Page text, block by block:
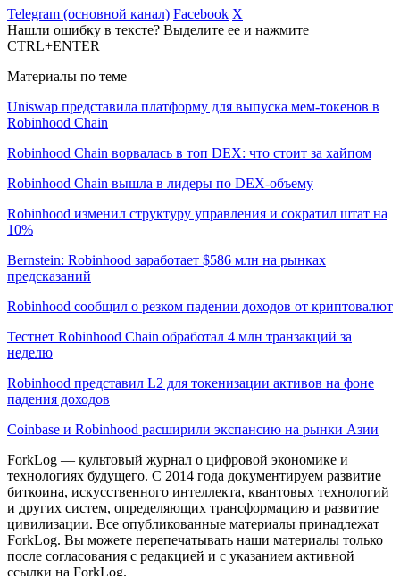
Telegram (основной канал) Facebook X
Нашли ошибку в тексте? Выделите ее и нажмите
CTRL+ENTER
Материалы по теме
Uniswap представила платформу для выпуска мем-токенов в
Robinhood Chain
Robinhood Chain ворвалась в топ DEX: что стоит за хайпом
Robinhood Chain вышла в лидеры по DEX-объему
Robinhood изменил структуру управления и сократил штат на
10%
Bernstein: Robinhood заработает $586 млн на рынках
предсказаний
Robinhood сообщил о резком падении доходов от криптовалют
Тестнет Robinhood Chain обработал 4 млн транзакций за
неделю
Robinhood представил L2 для токенизации активов на фоне
падения доходов
Coinbase и Robinhood расширили экспансию на рынки Азии
ForkLog — культовый журнал о цифровой экономике и
технологиях будущего. С 2014 года документируем развитие
биткоина, искусственного интеллекта, квантовых технологий
и других систем, определяющих трансформацию и развитие
цивилизации. Все опубликованные материалы принадлежат
ForkLog. Вы можете перепечатывать наши материалы только
после согласования с редакцией и с указанием активной
ссылки на ForkLog.